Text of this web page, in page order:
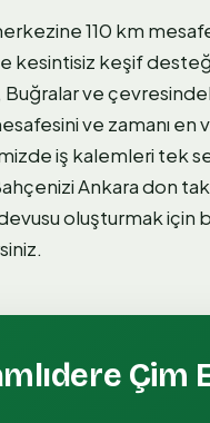
110 km
kesintisiz keşif
ve
ve zamanı
iş kalemleri tek
Bahçenizi Ankara
oluşturmak için
Çim